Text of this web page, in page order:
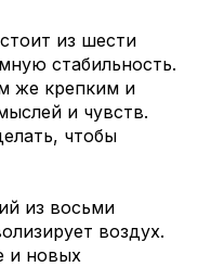
из шести
стабильность.
же крепким и
и чувств.
чтобы
из восьми
воздух.
и новых